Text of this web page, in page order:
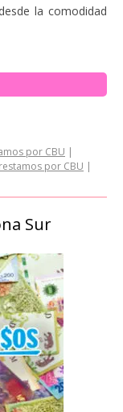
la comodidad
por CBU |
por CBU |
Sur